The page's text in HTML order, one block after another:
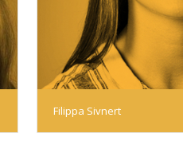
Filippa Sivnert